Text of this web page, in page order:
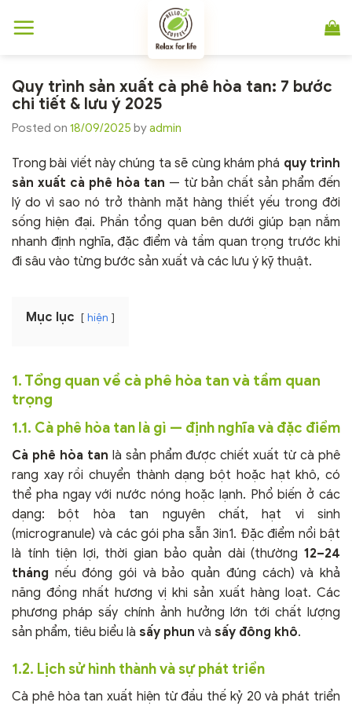
đến
Quy trình sản xuất cà phê hòa tan: 7 bước
chi tiết & lưu ý 2025
Posted on 18/09/2025 byadmin
Trong bài viết này chúng ta sẽ cùng khám phá quy trình
sản xuất cà phê hòa tan — từ bản chất sản phẩm đến
lý do vì sao nó trở thành mặt hàng thiết yếu trong đời
sống hiện đại. Phần tổng quan bên dưới giúp bạn nắm
nhanh định nghĩa, đặc điểm và tầm quan trọng trước khi
đi sâu vào từng bước sản xuất và các lưu ý kỹ thuật.
Mục lục hiện
1. Tổng quan về cà phê hòa tan và tầm quan
trọng
1.1. Cà phê hòa tan là gì — định nghĩa và đặc điểm
Cà phê hòa tan là sản phẩm được chiết xuất từ cà phê
rang xay rồi chuyển thành dạng bột hoặc hạt khô, có
thể pha ngay với nước nóng hoặc lạnh. Phổ biến ở các
dạng: bột hòa tan nguyên chất, hạt vi sinh
(microgranule) và các gói pha sẵn 3in1. Đặc điểm nổi bật
là tính tiện lợi, thời gian bảo quản dài (thường 12–24
tháng nếu đóng gói và bảo quản đúng cách) và khả
năng đồng nhất hương vị khi sản xuất hàng loạt. Các
phương pháp sấy chính ảnh hưởng lớn tới chất lượng
sản phẩm, tiêu biểu là sấy phun và sấy đông khô.
1.2. Lịch sử hình thành và sự phát triển
Cà phê hòa tan xuất hiện từ đầu thế kỷ 20 và phát triển